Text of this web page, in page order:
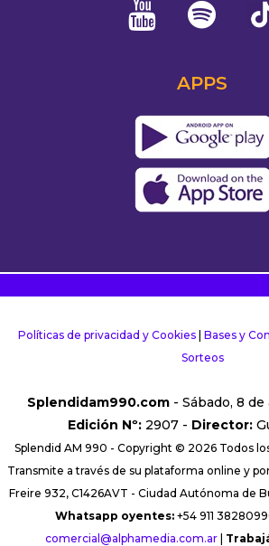
APPS
Políticas de privacidad y Cookies| Bases y
Sorteos
Splendidam990.com- Sábado, 8
Edición Nº:2907 - Director:
Splendid AM 990 - Copyright © 2026 Todos
Transmite a través de su plataforma online y
Freire 932, C1426AVT - Ciudad Autónoma de
Whatsapp oyentes: +54 911
comercial@alphamedia.com.ar|